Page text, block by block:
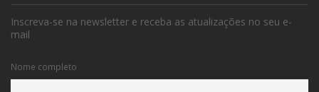
Inscreva-se na newsletter e receba as atualizações no seu e-
mail
Nome completo